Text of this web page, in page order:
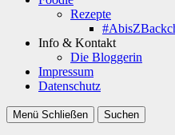
Rezepte
Info & Kontakt
Die Bloggerin
Impressum
Datenschutz
Menü Schließen Suchen